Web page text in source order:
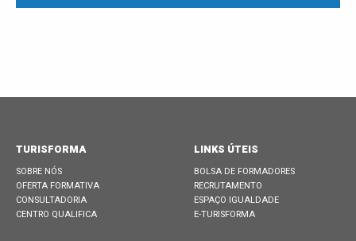
TURISFORMA
SOBRE NÓS
OFERTA FORMATIVA
CONSULTADORIA
CENTRO QUALIFICA
LINKS ÚTEIS
BOLSA DE FORMADORES
RECRUTAMENTO
ESPAÇO IGUALDADE
E-TURISFORMA